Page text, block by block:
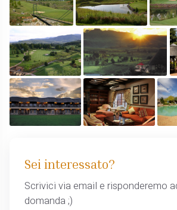
Sei interessato?
Scrivici via email e risponderemo
domanda ;)